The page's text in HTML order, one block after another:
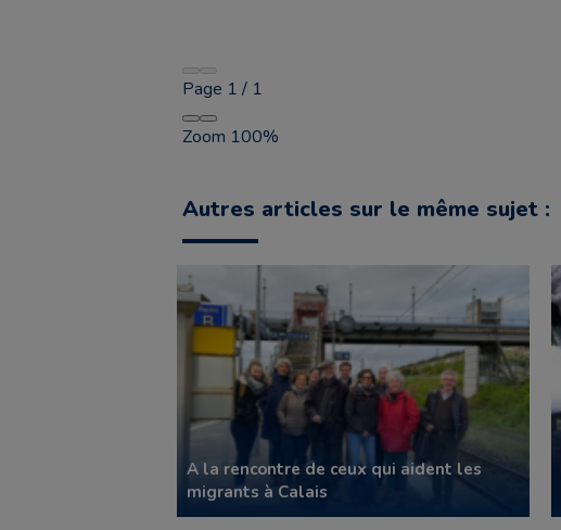
Page 1 / 1
Zoom 100%
Autres articles sur le même sujet :
A la rencontre de ceux qui aident les
migrants à Calais